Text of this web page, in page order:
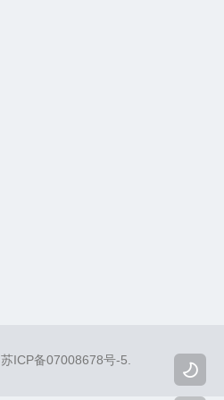

苏ICP备07008678号-5.